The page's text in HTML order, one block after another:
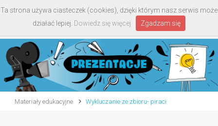
Materiały edukacyjne Wykluczanie ze zbioru- piraci
Ta strona używa ciasteczek (cookies), dzięki którym nasz serwis może
działać lepiej. Dowiedz się więcej Zgadzam się